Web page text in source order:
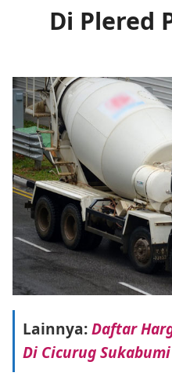
Di Plered
Lainnya:Daftar
Di Cicurug Sukabumi